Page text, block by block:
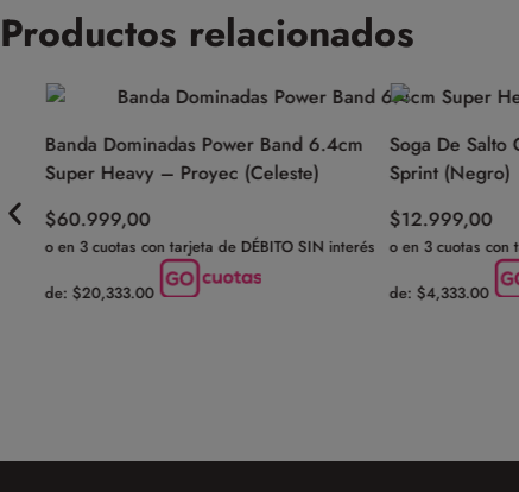
Productos relacionados
Banda Dominadas Power Band 6.4cm
Super Heavy – Proyec (Celeste)
$60.999,00
o en 3 cuotas con tarjeta de DÉBITO SIN interés
de: $20,333.00
Soga De Salto
Sprint (Negro)
$12.999,00
o en 3 cuotas con
de: $4,333.00